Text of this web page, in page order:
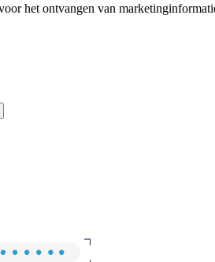
het ontvangen van